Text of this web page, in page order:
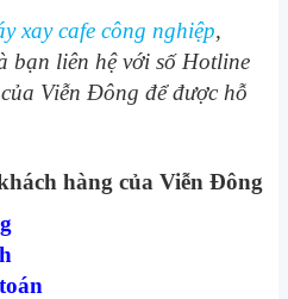
xay cafe công nghiệp,
bạn liên hệ với số Hotline
Viễn Đông để được hỗ
hàng của Viễn Đông